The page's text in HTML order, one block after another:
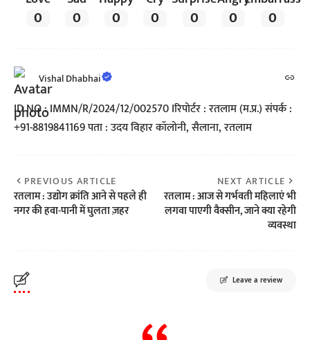
0 0 0 0 0 0 0
Vishal Dhabhai
ID NO : IMMN/R/2024/12/002570 Iरिपोर्टर : रतलाम (म.प्र.) संपर्क :
+91-8819841169 पता : उदय विहार कॉलोनी, सैलाना, रतलाम
PREVIOUS ARTICLE
रतलाम : उद्योग क्रांति आने से पहले ही
नगर की हवा-पानी में घुलता ज़हर
NEXT ARTICLE
रतलाम : आज से गर्भवती महिलाएं भी
लगवा पाएगी वैक्सीन, जाने क्या रहेगी
व्यवस्था
Leave a review